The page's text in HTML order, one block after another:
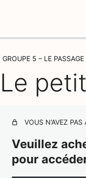
GROUPE 5 – LE
Le
VOUS N’AVEZ
Veuillez
pour